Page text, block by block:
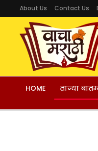
About Us Contact Us
HOME ताज्या